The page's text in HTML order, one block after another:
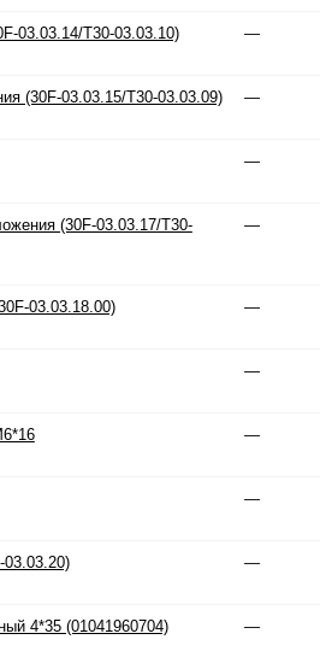
03.03.14/T30-03.03.10)
—
(30F-03.03.15/T30-03.03.09)
—
—
(30F-03.03.17/T30-
—
03.03.18.00)
—
—
—
—
—
4*35 (01041960704)
—